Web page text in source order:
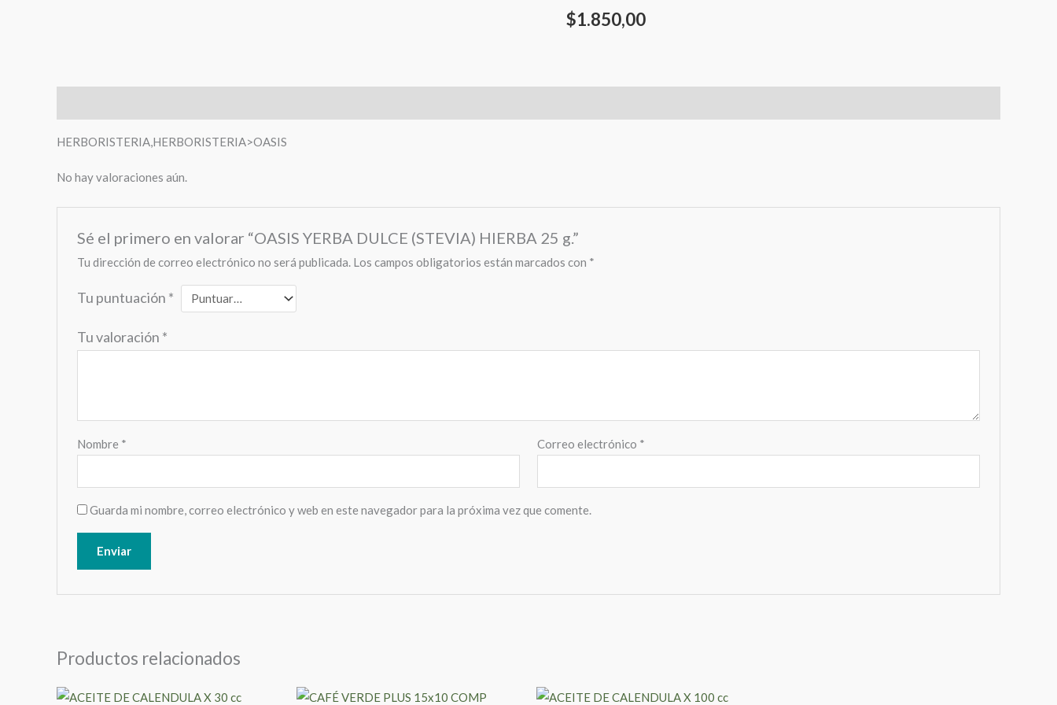
$1.850,00
HERBORISTERIA,HERBORISTERIA>OASIS
No hay valoraciones aún.
Sé el primero en valorar “OASIS YERBA DULCE (STEVIA) HIERBA 25 g.”
Tu dirección de correo electrónico no será publicada. Los campos obligatorios están marcados con *
Tu puntuación *
Tu valoración *
Nombre * Correo electrónico *
Guarda mi nombre, correo electrónico y web en este navegador para la próxima vez que comente.
Productos relacionados